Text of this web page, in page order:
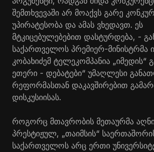
შემთხვევაში არ მოაქვს გარე
უპირატესობა და ამას ვხედავთ. ეს
მტკიცებულებებით დასტურდება, -
საქართველოს პრემიერ-მინისტრმა
კობახიძემ ტელეკომპანია „იმედის“
ეთერი - დებატები“ უმაღლესი
რეფორმასთან დაკავშირებით
დისკუსიისას.
როგორც მთავრობის მეთაურმა
პრესტიჟულ, „თაიმსის“
საქართველოს არც ერთი